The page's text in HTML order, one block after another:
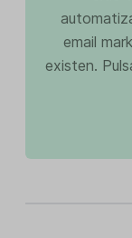
email
existen.